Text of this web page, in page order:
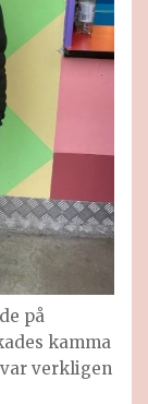
på
kamma
verkligen